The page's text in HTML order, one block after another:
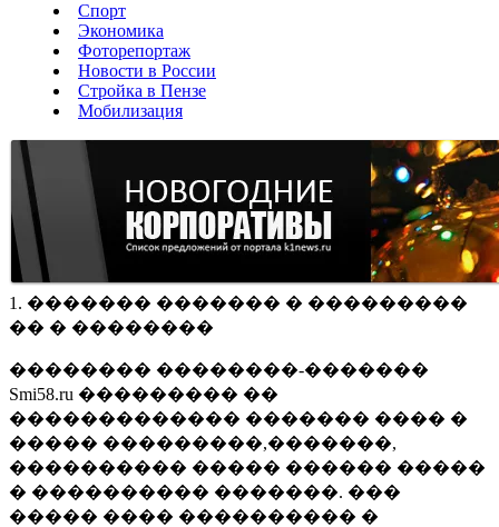
Спорт
Экономика
Фоторепортаж
Новости в России
Стройка в Пензе
Мобилизация
1. ������� ������� � ���������
�� � ��������
�������� ��������-�������
Smi58.ru ��������� ��
������������� ������� ���� �
����� ���������,�������,
���������� ����� ������ �����
� ���������� �������. ���
����� ���� ���������� �